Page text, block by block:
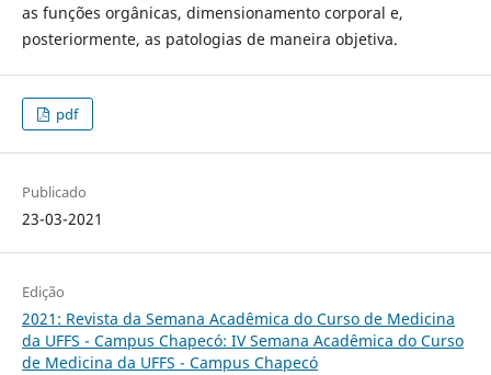
as funções orgânicas, dimensionamento corporal e,
posteriormente, as patologias de maneira objetiva.
pdf
Publicado
23-03-2021
Edição
2021: Revista da Semana Acadêmica do Curso de Medicina
da UFFS - Campus Chapecó: IV Semana Acadêmica do Curso
de Medicina da UFFS - Campus Chapecó